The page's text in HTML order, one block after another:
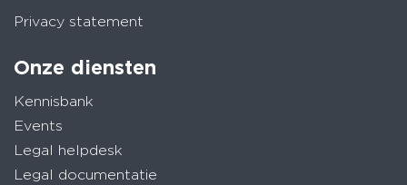
Privacy statement
Onze diensten
Kennisbank
Events
Legal helpdesk
Legal documentatie